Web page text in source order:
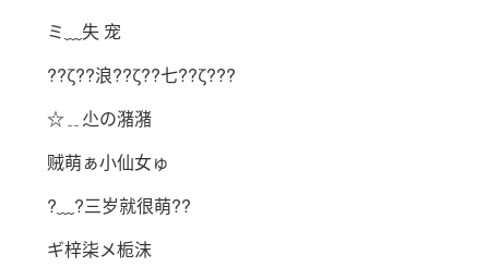
ミ﹏失 宠
??ζ??浪??ζ??七??ζ???
☆﹎尐の潴潴
贼萌ぁ小仙女ゅ
?﹏?三岁就很萌??
ギ梓柒メ栀沫